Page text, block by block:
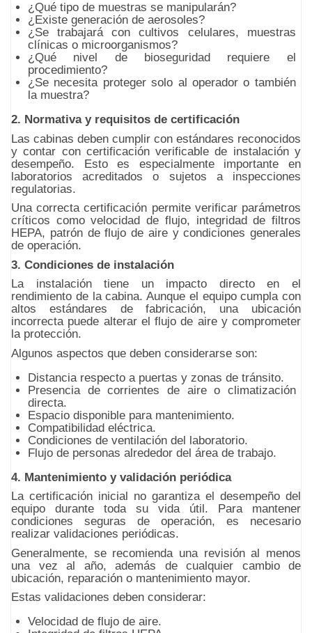
¿Qué tipo de muestras se manipularán?
¿Existe generación de aerosoles?
¿Se trabajará con cultivos celulares, muestras
clínicas o microorganismos?
¿Qué nivel de bioseguridad requiere el
procedimiento?
¿Se necesita proteger solo al operador o también
la muestra?
2. Normativa y requisitos de certificación
Las cabinas deben cumplir con estándares reconocidos
y contar con certificación verificable de instalación y
desempeño. Esto es especialmente importante en
laboratorios acreditados o sujetos a inspecciones
regulatorias.
Una correcta certificación permite verificar parámetros
críticos como velocidad de flujo, integridad de filtros
HEPA, patrón de flujo de aire y condiciones generales
de operación.
3. Condiciones de instalación
La instalación tiene un impacto directo en el
rendimiento de la cabina. Aunque el equipo cumpla con
altos estándares de fabricación, una ubicación
incorrecta puede alterar el flujo de aire y comprometer
la protección.
Algunos aspectos que deben considerarse son:
Distancia respecto a puertas y zonas de tránsito.
Presencia de corrientes de aire o climatización
directa.
Espacio disponible para mantenimiento.
Compatibilidad eléctrica.
Condiciones de ventilación del laboratorio.
Flujo de personas alrededor del área de trabajo.
4. Mantenimiento y validación periódica
La certificación inicial no garantiza el desempeño del
equipo durante toda su vida útil. Para mantener
condiciones seguras de operación, es necesario
realizar validaciones periódicas.
Generalmente, se recomienda una revisión al menos
una vez al año, además de cualquier cambio de
ubicación, reparación o mantenimiento mayor.
Estas validaciones deben considerar:
Velocidad de flujo de aire.